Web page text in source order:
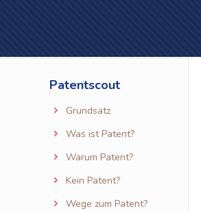
Patentscout
Grundsatz
Was ist Patent?
Warum Patent?
Kein Patent?
Wege zum Patent?